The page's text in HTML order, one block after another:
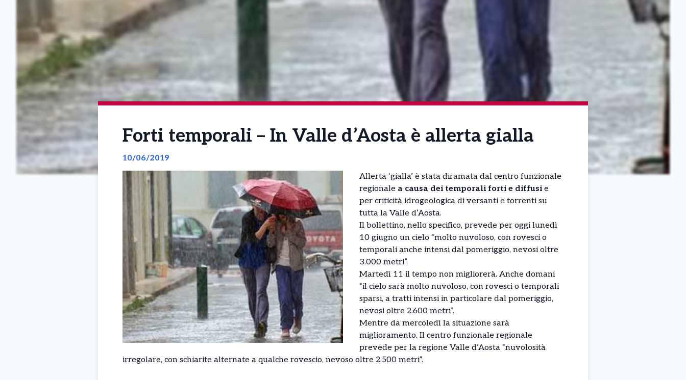
Forti temporali – In Valle d’Aosta è allerta gialla
10/06/2019
Allerta ‘gialla’ è stata diramata dal centro funzionale
regionale a causa dei temporali forti e diffusi e
per criticità idrogeologica di versanti e torrenti su
tutta la Valle d’Aosta.
Il bollettino, nello specifico, prevede per oggi lunedì
10 giugno un cielo “molto nuvoloso, con rovesci o
temporali anche intensi dal pomeriggio, nevosi oltre
3.000 metri”.
Martedì 11 il tempo non migliorerà. Anche domani
“il cielo sarà molto nuvoloso, con rovesci o temporali
sparsi, a tratti intensi in particolare dal pomeriggio,
nevosi oltre 2.600 metri”.
Mentre da mercoledì la situazione sarà
miglioramento. Il centro funzionale regionale
prevede per la regione Valle d’Aosta “nuvolosità
irregolare, con schiarite alternate a qualche rovescio, nevoso oltre 2.500 metri”.